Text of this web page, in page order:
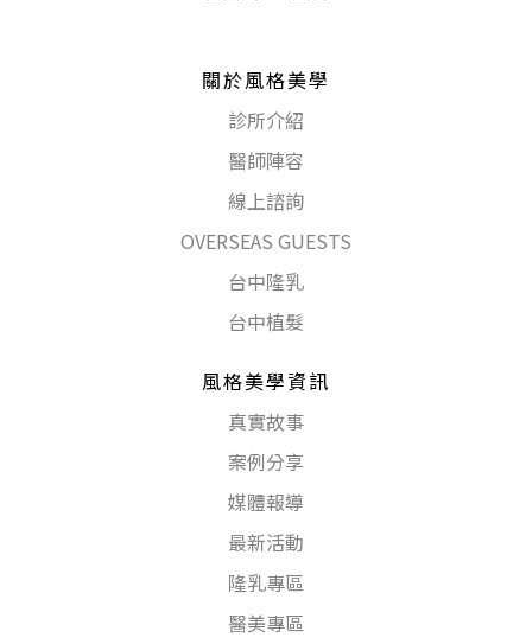
關於風格美學
診所介紹
醫師陣容
線上諮詢
OVERSEAS GUESTS
台中隆乳
台中植髮
風格美學資訊
真實故事
案例分享
媒體報導
最新活動
隆乳專區
醫美專區